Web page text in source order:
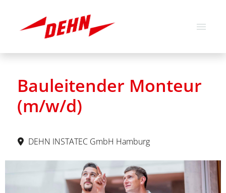
Stellenangebote
Über uns
Bauleitender Monteur
(m/w/d)
DEHN INSTATEC GmbH Hamburg